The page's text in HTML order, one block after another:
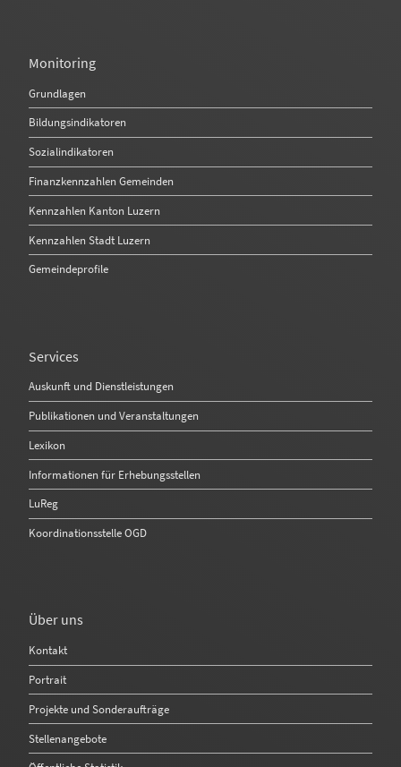
Monitoring
Grundlagen
Bildungsindikatoren
Sozialindikatoren
Finanzkennzahlen Gemeinden
Kennzahlen Kanton Luzern
Kennzahlen Stadt Luzern
Gemeindeprofile
Services
Auskunft und Dienstleistungen
Publikationen und Veranstaltungen
Lexikon
Informationen für Erhebungsstellen
LuReg
Koordinationsstelle OGD
Über uns
Kontakt
Portrait
Projekte und Sonderaufträge
Stellenangebote